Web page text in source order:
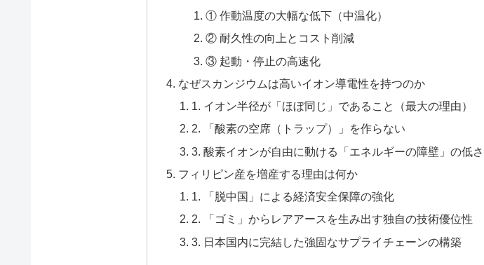
① 作動温度の大幅な低下（中温化）
② 耐久性の向上とコスト削減
③ 起動・停止の高速化
なぜスカンジウムは高いイオン導電性を持つのか
1. イオン半径が「ほぼ同じ」であること（最大の理由）
2. 「酸素の空席（トラップ）」を作らない
3. 酸素イオンが自由に動ける「エネルギーの障壁」の低さ
フィリピン産を増産する理由は何か
1. 「脱中国」による経済安全保障の強化
2. 「ゴミ」からレアアースを生み出す独自の技術優位性
3. 日本国内に完結した強固なサプライチェーンの構築